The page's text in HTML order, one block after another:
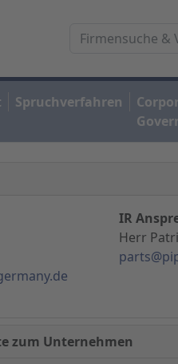
Spruchverfahren
IR
Herr
zum Unternehmen